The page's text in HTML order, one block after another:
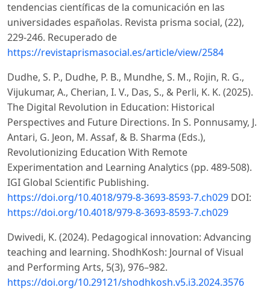
tendencias científicas de la comunicación en las
universidades españolas. Revista prisma social, (22),
229-246. Recuperado de
https://revistaprismasocial.es/article/view/2584
Dudhe, S. P., Dudhe, P. B., Mundhe, S. M., Rojin, R. G.,
Vijukumar, A., Cherian, I. V., Das, S., & Perli, K. K. (2025).
The Digital Revolution in Education: Historical
Perspectives and Future Directions. In S. Ponnusamy, J.
Antari, G. Jeon, M. Assaf, & B. Sharma (Eds.),
Revolutionizing Education With Remote
Experimentation and Learning Analytics (pp. 489-508).
IGI Global Scientific Publishing.
https://doi.org/10.4018/979-8-3693-8593-7.ch029 DOI:
https://doi.org/10.4018/979-8-3693-8593-7.ch029
Dwivedi, K. (2024). Pedagogical innovation: Advancing
teaching and learning. ShodhKosh: Journal of Visual
and Performing Arts, 5(3), 976–982.
https://doi.org/10.29121/shodhkosh.v5.i3.2024.3576